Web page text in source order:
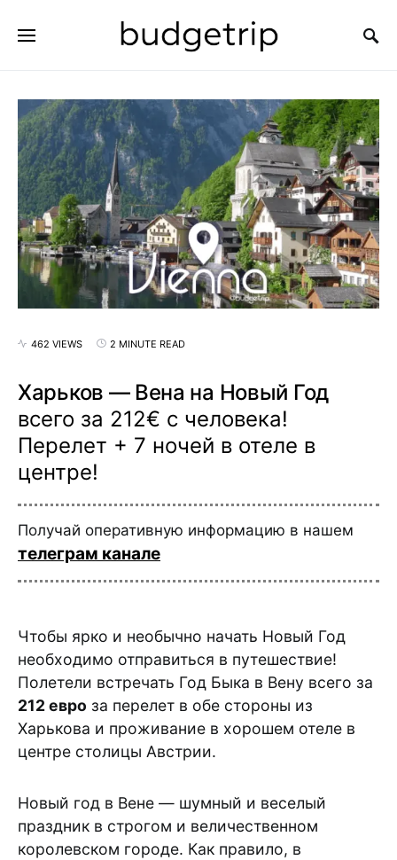
462 VIEWS 2 MINUTE READ
Харьков — Вена на Новый Год
всего за 212€ с человека!
Перелет + 7 ночей в отеле в
центре!
Получай оперативную информацию в нашем
телеграм канале
Чтобы ярко и необычно начать Новый Год
необходимо отправиться в путешествие!
Полетели встречать Год Быка в Вену всего за
212 евро за перелет в обе стороны из
Харькова и проживание в хорошем отеле в
центре столицы Австрии.
Новый год в Вене — шумный и веселый
праздник в строгом и величественном
королевском городе. Как правило, в